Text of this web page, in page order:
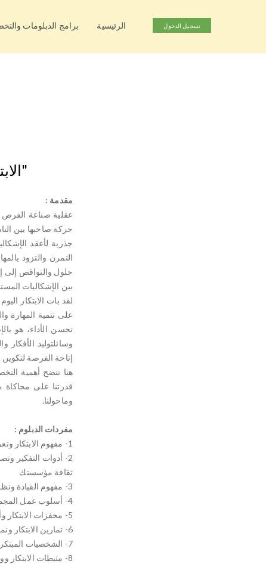
تسجيل الدخول الرئيسية برامج الدبلومات
مقدمة :
عقلية صناعة الفرص
حركة صاحبها بين
جذرية لأعقد
التمرن والتزود
حلول والنواقص إلى
بين الإشكاليات
لقد بات الابتكار
على تنمية المهارة
تحسن الأداء، هو
وسائلتوليد
إتاحة الفرصة
هنا تتضح أهمية
قدرتنا على محاكاة
وماحولنا.
مفردات الدبلوم :
1- مفهوم الابتكار وتعريفه وأهميته.
2- أدوات التفكير
ثقافة مؤسستك
3- مفهوم القيادة ونظرياتها وأنماطها
4- أسلوب عمل المجموعات المتعاونة والمنسجمة وأهمية المصالحة المشتركة.
5- محفزات الابتكار وأدواته
6- تمارين الابتكار ونماذجه
7- الشخصيات المبتكرة وأمثلتها
8- مثبطات الابتكار ووسائل تجنبها